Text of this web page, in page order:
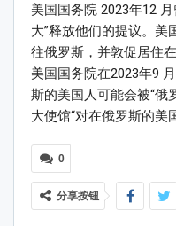
美国国务院 2023年12
大”释放他们的提议。美
往俄罗斯，并敦促居住
美国国务院在2023年9
斯的美国人可能会被“俄
大使馆“对在俄罗斯的美
0
分享按钮